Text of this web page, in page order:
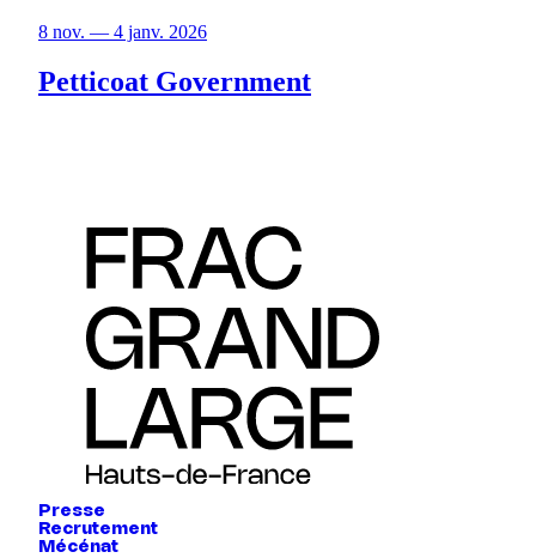
8 nov. — 4 janv. 2026
Petticoat Government
Presse
Recrutement
Mécénat